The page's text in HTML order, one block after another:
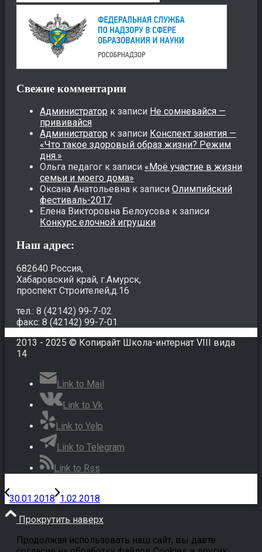
Свежие комментарии
Администратор к записи Не сомневайся —
прививайся
Администратор к записи Конспект занятия —
«Что такое здоровый образ жизни? Режим
дня.»
Ольга педагог к записи «Моё участие в жизни
семьи и моего дома»
Оксана Анатольевна к записи Олимпийский
фестиваль-2017
Елена Викторовна Белоусова к записи
Конкурс елочной игрушки
Наш адрес:
682640 Россия,
Хабаровский край, г.Амурск,
проспект Строителей,д.16
тел.: 8 (42142) 99-7-02
факс: 8 (42142) 99-7-01
2013 - 2025 © Копирайт Школа-интернат VIII вида
14
Link to Mail
Link to Vk
Link to Yelp
Link to Telegram
Link to Rss
30.01.2018 1.02.2018
Прокрутить наверх
Продолжая использовать наш сайт, вы даете